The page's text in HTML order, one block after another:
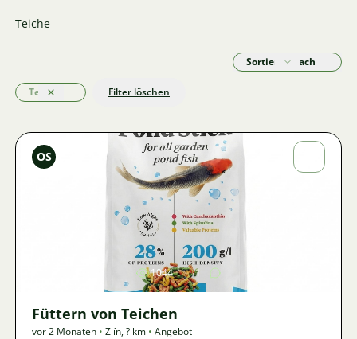
Teiche
TeicheLöschen Filter löschen
Sortieren nach
Bild
OS
1044 1
Füttern von Teichen
vor 2 Monaten • Zlín,? km • Angebot